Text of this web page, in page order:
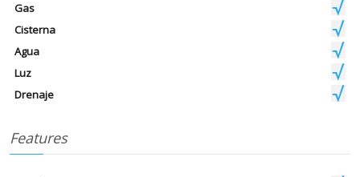
Gas
Cisterna
Agua
Luz
Drenaje
Features